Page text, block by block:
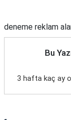
deneme reklam
Bu
3 hafta kaç ay